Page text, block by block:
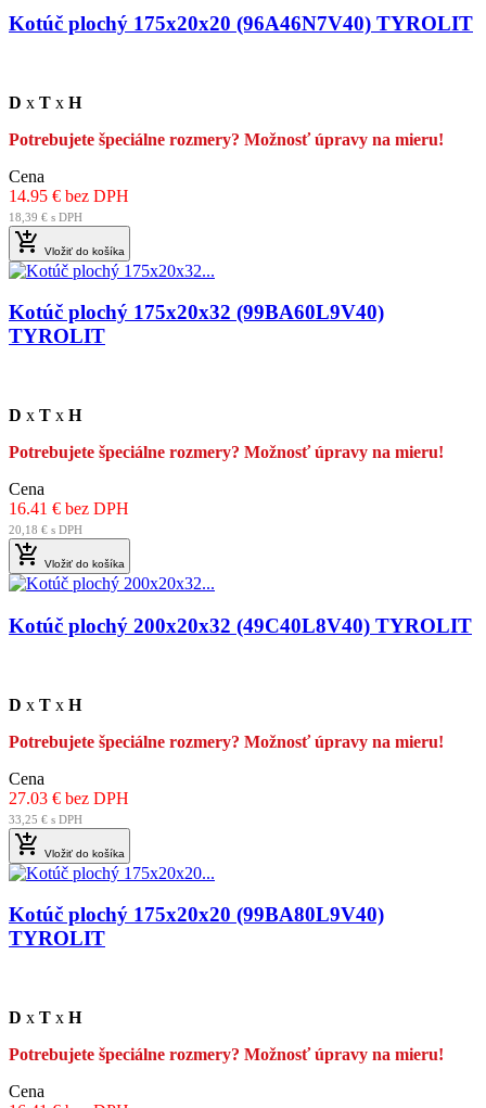
Kotúč plochý 175x20x20 (96A46N7V40) TYROLIT
D x T x H
Potrebujete špeciálne rozmery? Možnosť úpravy na mieru!
Cena
14.95 € bez DPH
18,39 € s DPH
 Vložiť do košíka
Kotúč plochý 175x20x32 (99BA60L9V40)
TYROLIT
D x T x H
Potrebujete špeciálne rozmery? Možnosť úpravy na mieru!
Cena
16.41 € bez DPH
20,18 € s DPH
 Vložiť do košíka
Kotúč plochý 200x20x32 (49C40L8V40) TYROLIT
D x T x H
Potrebujete špeciálne rozmery? Možnosť úpravy na mieru!
Cena
27.03 € bez DPH
33,25 € s DPH
 Vložiť do košíka
Kotúč plochý 175x20x20 (99BA80L9V40)
TYROLIT
D x T x H
Potrebujete špeciálne rozmery? Možnosť úpravy na mieru!
Cena